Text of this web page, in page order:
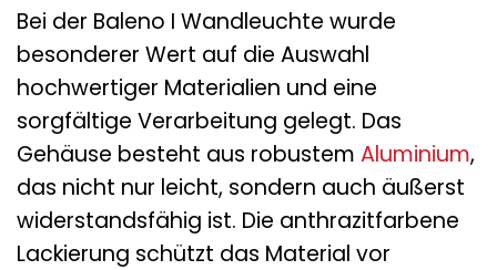
Bei der Baleno I Wandleuchte wurde
besonderer Wert auf die Auswahl
hochwertiger Materialien und eine
sorgfältige Verarbeitung gelegt. Das
Gehäuse besteht aus robustem Aluminium,
das nicht nur leicht, sondern auch äußerst
widerstandsfähig ist. Die anthrazitfarbene
Lackierung schützt das Material vor